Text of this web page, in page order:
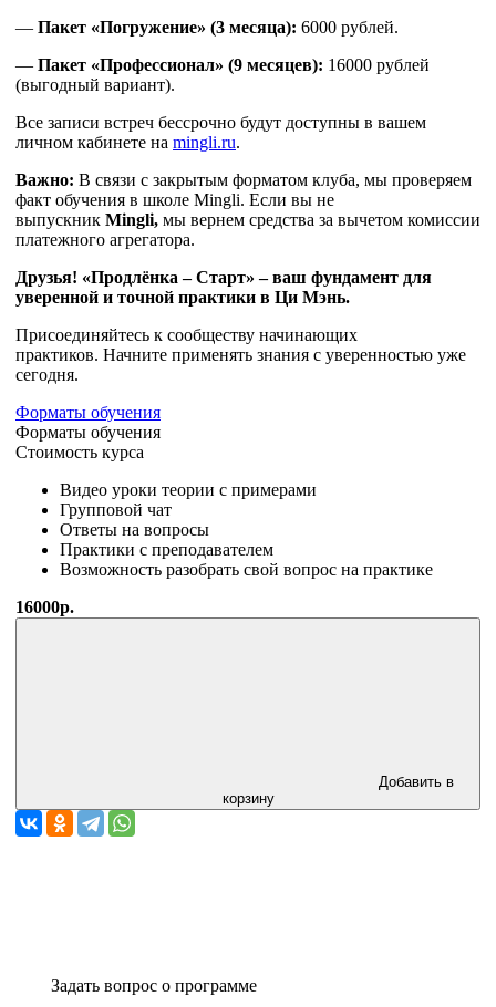
— Пакет «Погружение» (3 месяца): 6000 рублей.
— Пакет «Профессионал» (9 месяцев): 16000 рублей
(выгодный вариант).
Все записи встреч бессрочно будут доступны в вашем
личном кабинете на mingli.ru.
Важно: В связи с закрытым форматом клуба, мы проверяем
факт обучения в школе Mingli. Если вы не
выпускник Mingli, мы вернем средства за вычетом комиссии
платежного агрегатора.
Друзья! «Продлёнка – Старт» – ваш фундамент для
уверенной и точной практики в Ци Мэнь.
Присоединяйтесь к сообществу начинающих
практиков. Начните применять знания с уверенностью уже
сегодня.
Форматы обучения
Форматы обучения
Стоимость курса
Видео уроки теории с примерами
Групповой чат
Ответы на вопросы
Практики с преподавателем
Возможность разобрать свой вопрос на практике
16000р.
Добавить в
корзину
Задать вопрос о программе